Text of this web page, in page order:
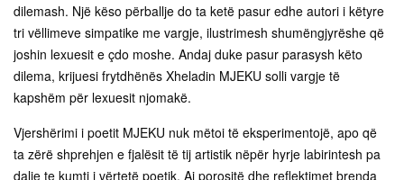
dilemash. Një këso përballje do ta ketë pasur edhe autori i këtyre
tri vëllimeve simpatike me vargje, ilustrimesh shumëngjyrëshe që
joshin lexuesit e çdo moshe. Andaj duke pasur parasysh këto
dilema, krijuesi frytdhënës Xheladin MJEKU solli vargje të
kapshëm për lexuesit njomakë.
Vjershërimi i poetit MJEKU nuk mëtoi të eksperimentojë, apo që
ta zërë shprehjen e fjalësit të tij artistik nëpër hyrje labirintesh pa
dalje te kumti i vërtetë poetik. Ai porositë dhe reflektimet brenda